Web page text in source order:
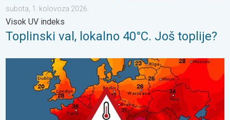
subota, 1. kolovoza 2026.
Visok UV indeks
Toplinski val, lokalno 40°C. Još toplije?
Toplinski val počinje, preko 35°C. Važno upozorenje. . .